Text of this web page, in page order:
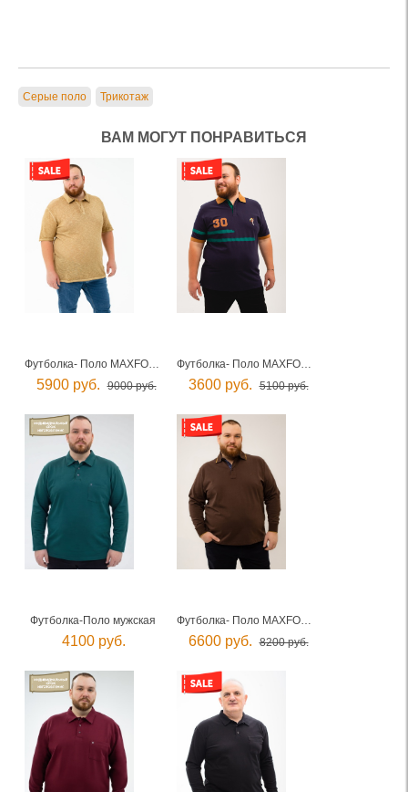
Серые поло Трикотаж
ВАМ МОГУТ ПОНРАВИТЬСЯ
Футболка- Поло MAXFORT мужская
5900 руб. 9000 руб.
Футболка- Поло MAXFORT мужская
3600 руб. 5100 руб.
Футболка-Поло мужская
4100 руб.
Футболка- Поло MAXFORT мужская
6600 руб. 8200 руб.